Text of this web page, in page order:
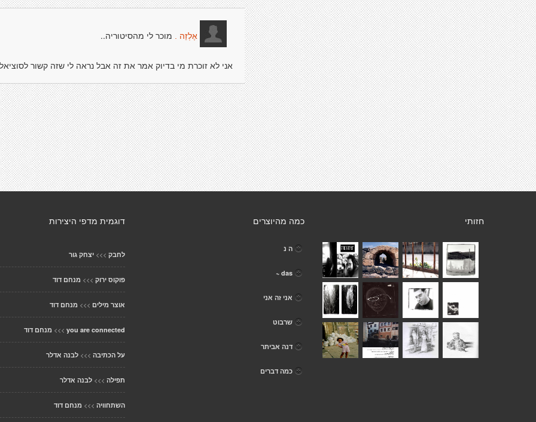
אֶלְזַה . מוכר לי מהסיטוריה..
אני לא זוכרת מי בדיוק אמר את זה אבל נראה לי שזה קשור
דוגמית מדפי היצירות
לחבק >>> יצחק גור
פוקוס ירוק >>> מנחם דוד
אוצר מילים >>> מנחם דוד
you are connected
>>> מנחם דוד
על הכתיבה >>> לבנה אדלר
תפילה >>> לבנה אדלר
השתחוויה >>> מנחם דוד
כמה מהיוצרים
ה נ
das ~
אני זה אני
שרבוט
דנה אביתר
כמה דברים
חזותי